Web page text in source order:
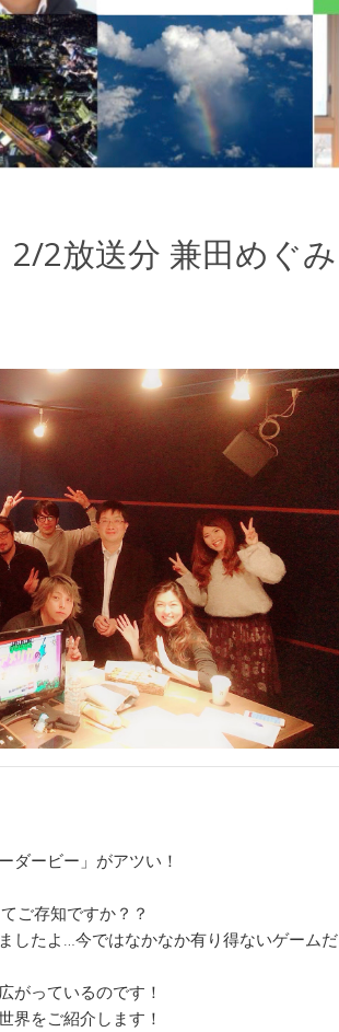
2/2放送分 兼田めぐみ
ダービー」がアツい！
ご存知ですか？？
したよ…今ではなかなか有り得ないゲームだ
がっているのです！
界をご紹介します！